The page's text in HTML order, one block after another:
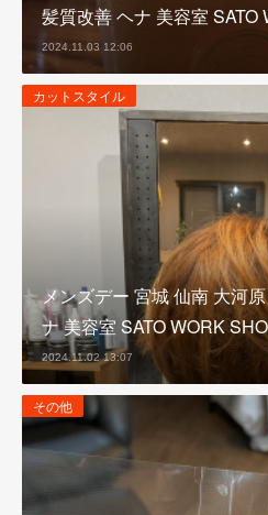
髪質改善 ヘナ 美容室 SATO
2024.11.03 12:06
カットスタイル
メンズデー 宮城 仙南 大河
ナ 美容室 SATO WORK
2024.11.02 13:07
その他